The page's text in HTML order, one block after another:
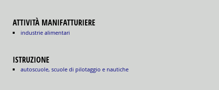
ATTIVITÀ MANIFATTURIERE
industrie alimentari
ISTRUZIONE
autoscuole, scuole di pilotaggio e nautiche